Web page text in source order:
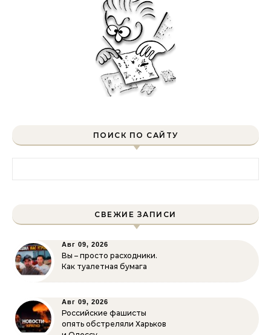
ПОИСК ПО САЙТУ
СВЕЖИЕ ЗАПИСИ
Авг 09, 2026
Вы – просто расходники.
Как туалетная бумага
Авг 09, 2026
Российские фашисты
опять обстреляли Харьков